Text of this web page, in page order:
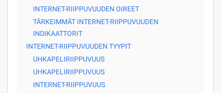
INTERNET-RIIPPUVUUDEN OIREET
TÄRKEIMMÄT INTERNET-RIIPPUVUUDEN
INDIKAATTORIT
INTERNET-RIIPPUVUUDEN TYYPIT
UHKAPELIRIIPPUVUUS
UHKAPELIRIIPPUVUUS
INTERNET-RIIPPUVUUS